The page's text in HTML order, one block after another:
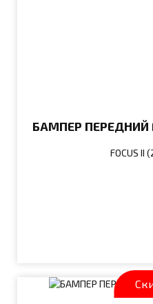
БАМПЕР ПЕРЕДНИЙ
FOCUS II